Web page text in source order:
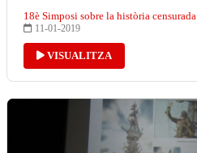
18è Simposi sobre la història
11-01-2019
VISUALITZA